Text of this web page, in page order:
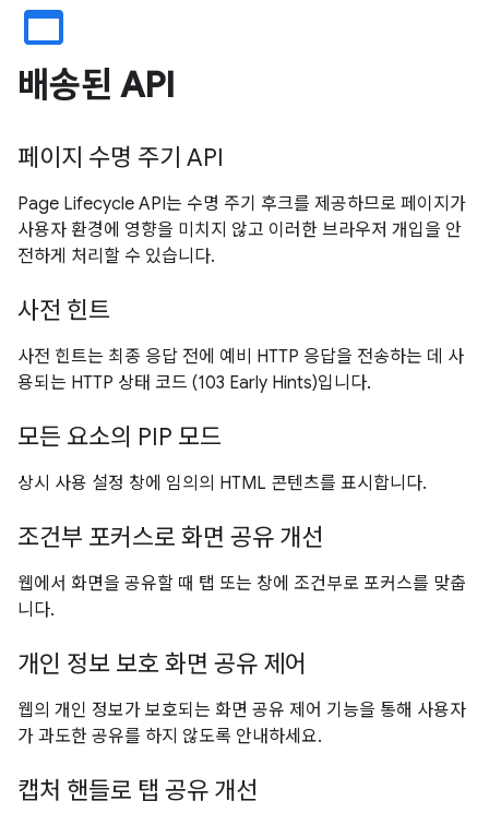
web_asset
배송된 API
페이지 수명 주기 API
Page Lifecycle API는 수명 주기 후크를 제공하므로 페이지가
사용자 환경에 영향을 미치지 않고 이러한 브라우저 개입을 안
전하게 처리할 수 있습니다.
사전 힌트
사전 힌트는 최종 응답 전에 예비 HTTP 응답을 전송하는 데 사
용되는 HTTP 상태 코드 (103 Early Hints)입니다.
모든 요소의 PIP 모드
상시 사용 설정 창에 임의의 HTML 콘텐츠를 표시합니다.
조건부 포커스로 화면 공유 개선
웹에서 화면을 공유할 때 탭 또는 창에 조건부로 포커스를 맞춥
니다.
개인 정보 보호 화면 공유 제어
웹의 개인 정보가 보호되는 화면 공유 제어 기능을 통해 사용자
가 과도한 공유를 하지 않도록 안내하세요.
캡처 핸들로 탭 공유 개선